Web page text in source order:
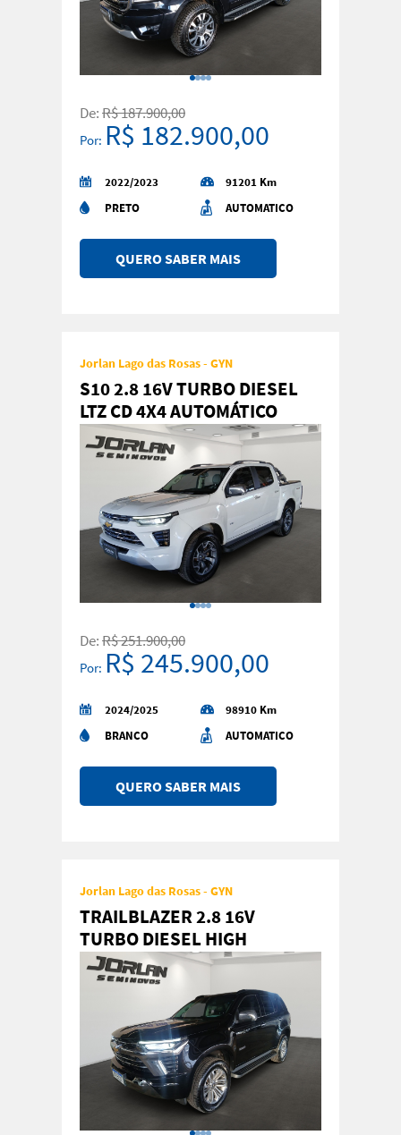
De:R$ 187.900,00
Por: R$ 182.900,00
2022/2023
91201 Km
PRETO
AUTOMATICO
QUERO SABER MAIS
Jorlan Lago das Rosas - GYN
S10 2.8 16V TURBO DIESEL
LTZ CD 4X4 AUTOMÁTICO
De:R$ 251.900,00
Por: R$ 245.900,00
2024/2025
98910 Km
BRANCO
AUTOMATICO
QUERO SABER MAIS
Jorlan Lago das Rosas - GYN
TRAILBLAZER 2.8 16V
TURBO DIESEL HIGH
COUNTRY 7L 4